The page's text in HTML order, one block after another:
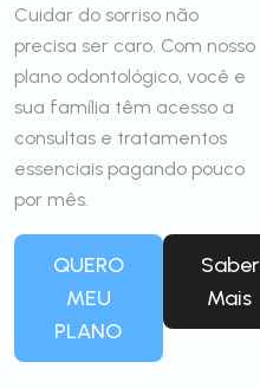
Cuidar do sorriso não
precisa ser caro. Com nosso
plano odontológico, você e
sua família têm acesso a
consultas e tratamentos
essenciais pagando pouco
por mês.
QUERO
MEU
PLANO
Saber
Mais